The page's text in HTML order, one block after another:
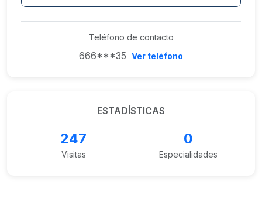
Teléfono de contacto
666***35 Ver teléfono
ESTADÍSTICAS
247
Visitas
0
Especialidades